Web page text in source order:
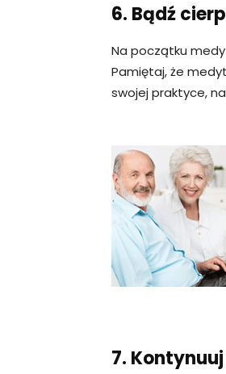
6. Bądź
Na początku
Pamiętaj, że
swojej praktyce,
7.